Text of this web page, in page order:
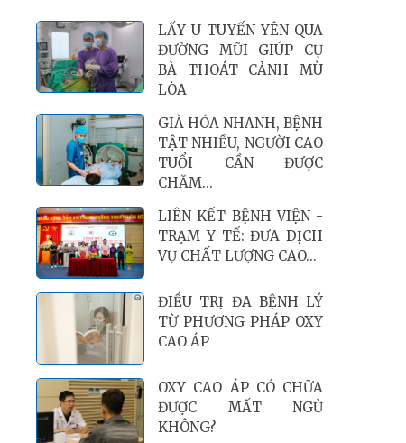
LẤY U TUYẾN YÊN QUA
ĐƯỜNG MŨI GIÚP CỤ
BÀ THOÁT CẢNH MÙ
LÒA
GIÀ HÓA NHANH, BỆNH
TẬT NHIỀU, NGƯỜI CAO
TUỔI CẦN ĐƯỢC
CHĂM...
LIÊN KẾT BỆNH VIỆN -
TRẠM Y TẾ: ĐƯA DỊCH
VỤ CHẤT LƯỢNG CAO...
ĐIỀU TRỊ ĐA BỆNH LÝ
TỪ PHƯƠNG PHÁP OXY
CAO ÁP
OXY CAO ÁP CÓ CHỮA
ĐƯỢC MẤT NGỦ
KHÔNG?